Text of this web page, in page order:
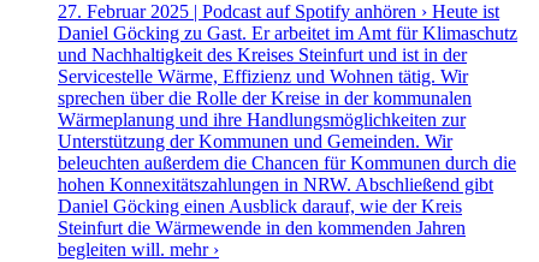
27. Februar 2025 | Podcast auf Spotify anhören › Heute ist
Daniel Göcking zu Gast. Er arbeitet im Amt für Klimaschutz
und Nachhaltigkeit des Kreises Steinfurt und ist in der
Servicestelle Wärme, Effizienz und Wohnen tätig. Wir
sprechen über die Rolle der Kreise in der kommunalen
Wärmeplanung und ihre Handlungsmöglichkeiten zur
Unterstützung der Kommunen und Gemeinden. Wir
beleuchten außerdem die Chancen für Kommunen durch die
hohen Konnexitätszahlungen in NRW. Abschließend gibt
Daniel Göcking einen Ausblick darauf, wie der Kreis
Steinfurt die Wärmewende in den kommenden Jahren
begleiten will. mehr ›